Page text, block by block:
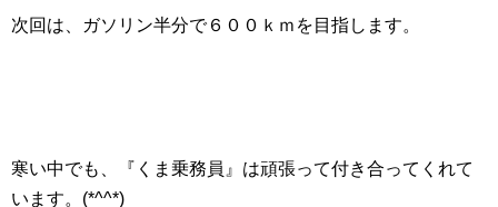
次回は、ガソリン半分で６００ｋｍを目指します。
寒い中でも、『くま乗務員』は頑張って付き合ってくれて
います。(*^^*)